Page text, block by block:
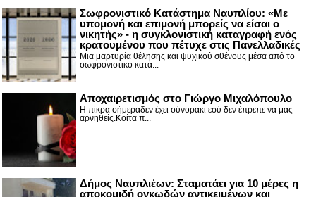
Σωφρονιστικό Κατάστημα Ναυπλίου: «Με
υπομονή και επιμονή μπορείς να είσαι ο
νικητής» - η συγκλονιστική καταγραφή ενός
κρατουμένου που πέτυχε στις Πανελλαδικές
Μια μαρτυρία θέλησης και ψυχικού σθένους μέσα από το
σωφρονιστικό κατά...
Αποχαιρετισμός στο Γιώργο Μιχαλόπουλο
Η πίκρα σήμεραδεν έχει σύνορακι εσύ δεν έπρεπε να μας
αρνηθείς.Κοίτα π...
Δήμος Ναυπλιέων: Σταματάει για 10 μέρες η
αποκομιδή ογκωδών αντικειμένων και